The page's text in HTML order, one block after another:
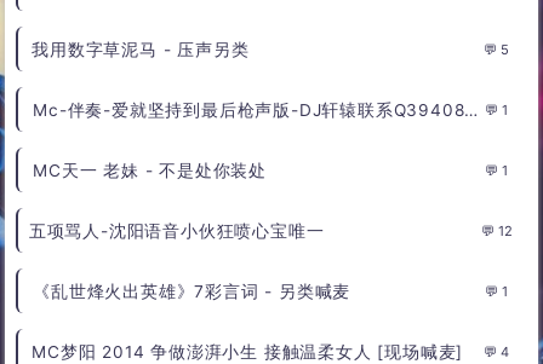
我用数字草泥马 - 压声另类 5
Mc-伴奏-爱就坚持到最后枪声版-DJ轩辕联系Q394088489 - Dmc轩辕 1
MC天一 老妹 - 不是处你装处 1
五项骂人-沈阳语音小伙狂喷心宝唯一 12
《乱世烽火出英雄》7彩言词 - 另类喊麦 1
MC梦阳 2014 争做澎湃小生 接触温柔女人 [现场喊麦] 4